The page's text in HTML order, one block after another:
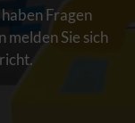
Fragen
melden Sie sich